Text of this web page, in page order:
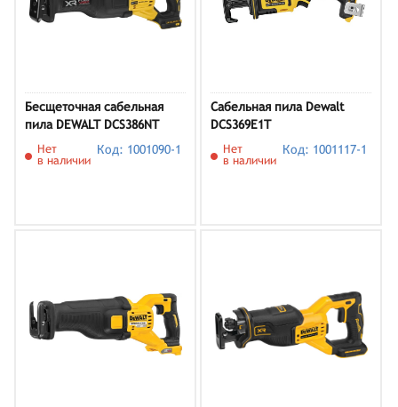
Бесщеточная сабельная
пила DEWALT DCS386NT
Нет
в наличии
Код: 1001090-1
Сабельная пила Dewalt
DCS369E1T
Нет
в наличии
Код: 1001117-1